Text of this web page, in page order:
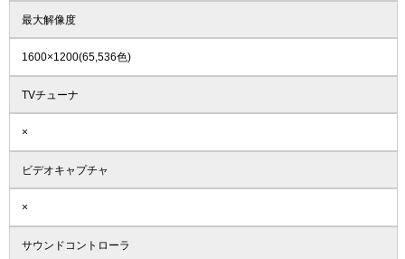
最大解像度
1600×1200(65,536色)
TVチューナ
×
ビデオキャプチャ
×
サウンドコントローラ